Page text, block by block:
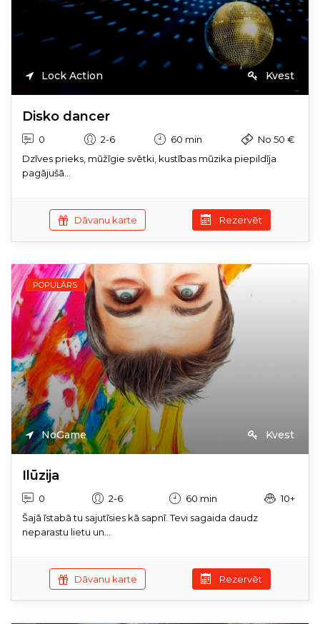
Lock Action Kvest
Disko dancer
0 2-6 60 min
No 50 €
Dzīves prieks, mūžīgie svētki, kustības mūzika piepildīja
pagājušā...
Dāvanu karte Rezervēt
POPULĀRS
NoGame Kvest
Ilūzija
0 2-6 60 min
10+
Šajā īstabā tu sajutīsies kā sapnī. Tevi sagaida daudz
neparastu lietu un...
Dāvanu karte Rezervēt